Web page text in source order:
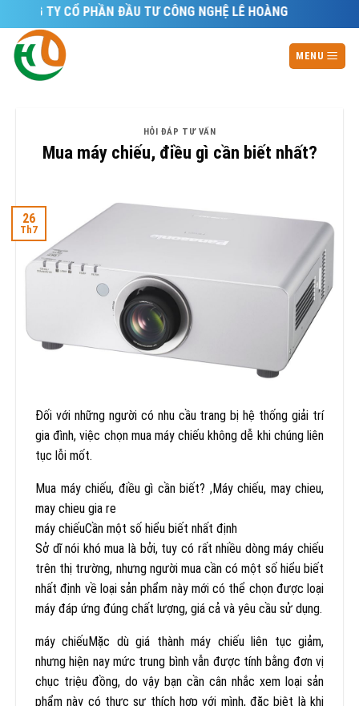
to
content
TY CỔ PHẦN ĐẦU TƯ CÔNG NGHỆ LÊ HOÀNG
MENU
HỎI ĐÁP TƯ VẤN
Mua máy chiếu, điều gì cần biết nhất?
26
Th7
Đối với những người có nhu cầu trang bị hệ thống giải trí
gia đình, việc chọn mua máy chiếu không dễ khi chúng liên
tục lỗi mốt.
Mua máy chiếu, điều gì cần biết? ,Máy chiếu, may chieu,
may chieu gia re
máy chiếuCần một số hiểu biết nhất định
Sở dĩ nói khó mua là bởi, tuy có rất nhiều dòng máy chiếu
trên thị trường, nhưng người mua cần có một số hiểu biết
nhất định về loại sản phẩm này mới có thể chọn được loại
máy đáp ứng đúng chất lượng, giá cả và yêu cầu sử dụng.
máy chiếuMặc dù giá thành máy chiếu liên tục giảm,
nhưng hiện nay mức trung bình vẫn được tính bằng đơn vị
chục triệu đồng, do vậy bạn cần cân nhắc xem loại sản
phẩm này có thực sự thích hợp với mình, đặc biệt là khi